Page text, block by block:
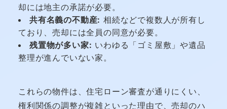
却には地主の承諾が必要。
共有名義の不動産: 相続などで複数人が所有し
ており、売却には全員の同意が必要。
残置物が多い家: いわゆる「ゴミ屋敷」や遺品
整理が進んでいない家。
これらの物件は、住宅ローン審査が通りにくい、
権利関係の調整が複雑といった理由で、売却のハ